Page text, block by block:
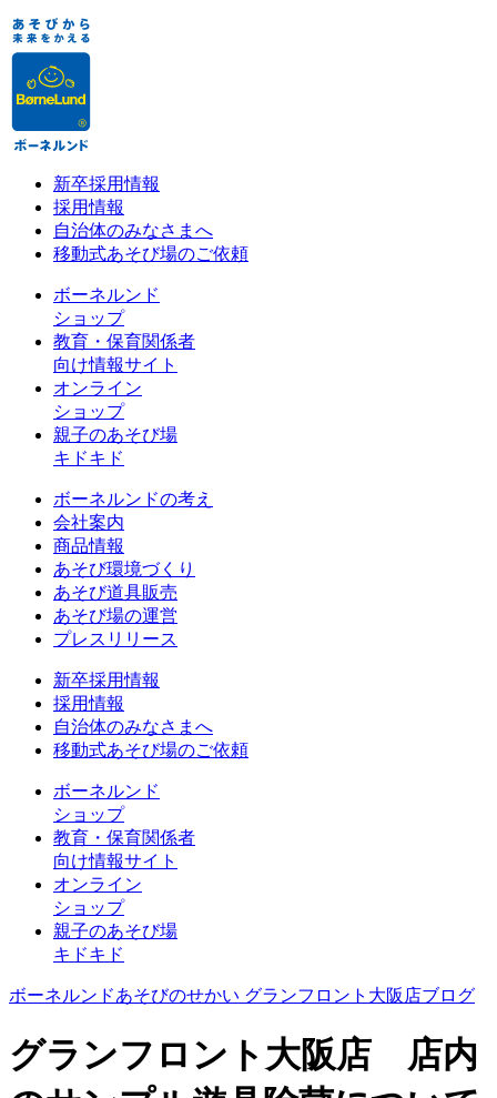
新卒採用情報
採用情報
自治体のみなさまへ
移動式あそび場のご依頼
ボーネルンド
ショップ
教育・保育関係者
向け情報サイト
オンライン
ショップ
親子のあそび場
キドキド
ボーネルンドの考え
会社案内
商品情報
あそび環境づくり
あそび道具販売
あそび場の運営
プレスリリース
新卒採用情報
採用情報
自治体のみなさまへ
移動式あそび場のご依頼
ボーネルンド
ショップ
教育・保育関係者
向け情報サイト
オンライン
ショップ
親子のあそび場
キドキド
ボーネルンドあそびのせかい グランフロント大阪店ブログ
グランフロント大阪店 店内